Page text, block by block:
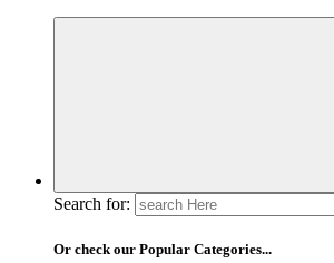
Search for:
Or check our Popular Categories...